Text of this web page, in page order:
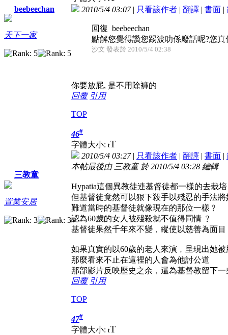
beebeechan
天下一家
2010/5/4 03:07| 只看該作者 | 翻譯 | 書面 |
回復 beebeechan
點解您覺得讚您踢波叻係廢話呢?您
沙文 發表於 2010/5/4 02:38
你要放屁, 是不用除褲的
回覆 引用
TOP
三教童
置業安居
46#
字體大小: tT
2010/5/4 03:27| 只看該作者 | 翻譯 | 書面 |
本帖最後由 三教童 於 2010/5/4 03:28 編輯
Hypatia這個異教徒連基督徒都一樣的去栽
但基督徒竟然可以狠下殺手以殘忍的手法將
難道當時的基督徒就像現在的那位一樣﹖
認為60歲的女人被殘殺就不值得同情 ﹖
基督徒果然千年來不變﹐縱使以慈善為面
如果真實的以60歲的老人來演﹐呈現出她
那麼看來不止在這裡的人會為他討公道
那部影片反映歷史之余﹐還為基督教留下
回覆 引用
TOP
47#
字體大小: tT